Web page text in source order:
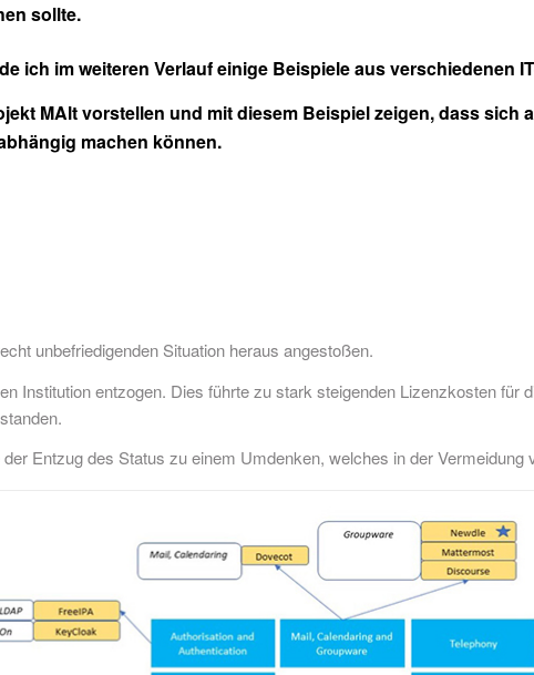
sollte.
ich im weiteren Verlauf einige Beispiele aus verschiedenen
MAlt vorstellen und mit diesem Beispiel zeigen, dass sich
machen können.
unbefriedigenden Situation heraus angestoßen.
Institution entzogen. Dies führte zu stark steigenden Lizenzkosten für
Entzug des Status zu einem Umdenken, welches in der